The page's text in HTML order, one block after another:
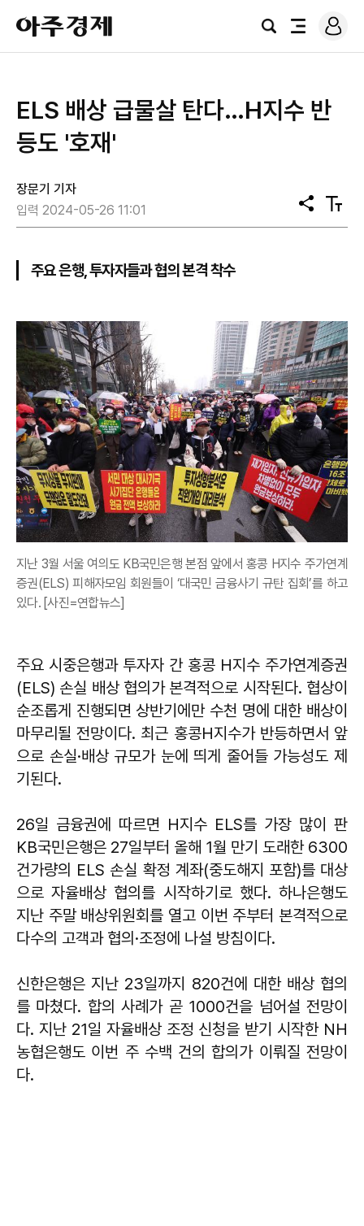
아
주
경
검
전
로
그
ELS 배상 급물살 탄다…H지수 반
등도 '호재'
장문기 기자
입력 2024-05-26 11:01
공
유
텍
스
주요 은행, 투자자들과 협의 본격 착수
지난 3월 서울 여의도 KB국민은행 본점 앞에서 홍콩 H지수 주가연계
증권(ELS) 피해자모임 회원들이 ‘대국민 금융사기 규탄 집회’를 하고
있다. [사진=연합뉴스]
주요 시중은행과 투자자 간 홍콩 H지수 주가연계증권
(ELS) 손실 배상 협의가 본격적으로 시작된다. 협상이
순조롭게 진행되면 상반기에만 수천 명에 대한 배상이
마무리될 전망이다. 최근 홍콩H지수가 반등하면서 앞
으로 손실·배상 규모가 눈에 띄게 줄어들 가능성도 제
기된다.
26일 금융권에 따르면 H지수 ELS를 가장 많이 판
KB국민은행은 27일부터 올해 1월 만기 도래한 6300
건가량의 ELS 손실 확정 계좌(중도해지 포함)를 대상
으로 자율배상 협의를 시작하기로 했다. 하나은행도
지난 주말 배상위원회를 열고 이번 주부터 본격적으로
다수의 고객과 협의·조정에 나설 방침이다.
신한은행은 지난 23일까지 820건에 대한 배상 협의
를 마쳤다. 합의 사례가 곧 1000건을 넘어설 전망이
다. 지난 21일 자율배상 조정 신청을 받기 시작한 NH
농협은행도 이번 주 수백 건의 합의가 이뤄질 전망이
다.